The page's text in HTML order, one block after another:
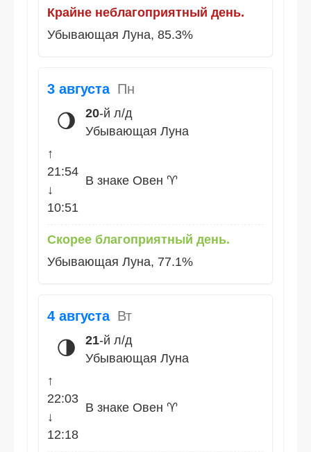
Крайне неблагоприятный день.
Убывающая Луна, 85.3%
3 августа Пн
🌖 20-й л/д
Убывающая Луна
↑
21:54
↓
10:51
В знаке Овен ♈
Скорее благоприятный день.
Убывающая Луна, 77.1%
4 августа Вт
🌗 21-й л/д
Убывающая Луна
↑
22:03
↓
12:18
В знаке Овен ♈